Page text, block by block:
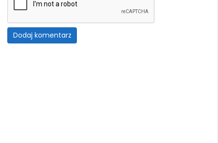
Dodaj komentarz